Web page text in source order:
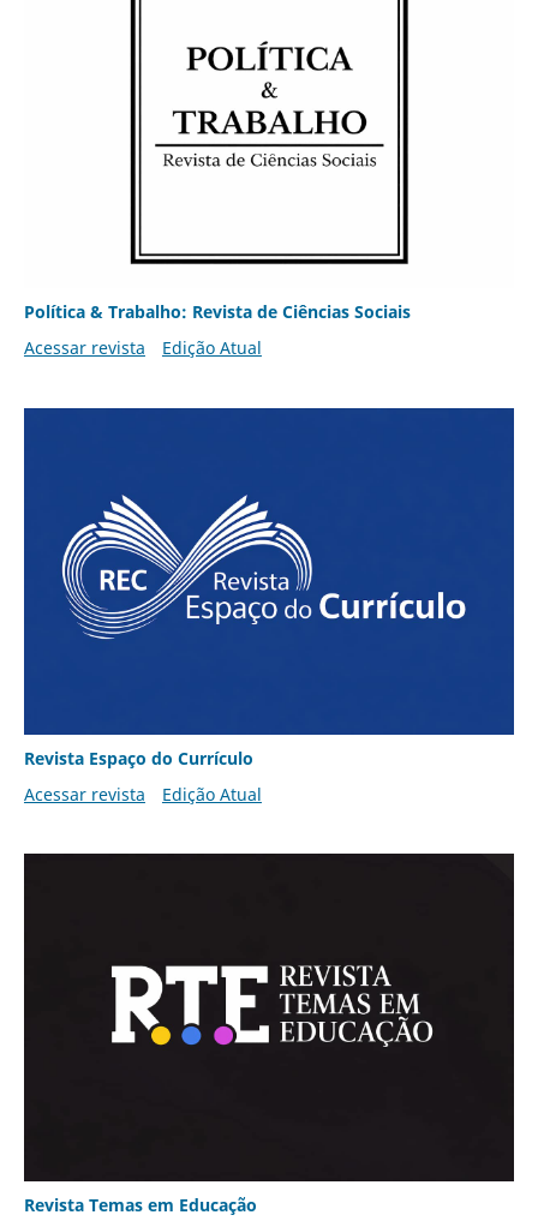
Política & Trabalho: Revista de Ciências Sociais
Acessar revista
Edição Atual
Revista Espaço do Currículo
Acessar revista
Edição Atual
Revista Temas em Educação